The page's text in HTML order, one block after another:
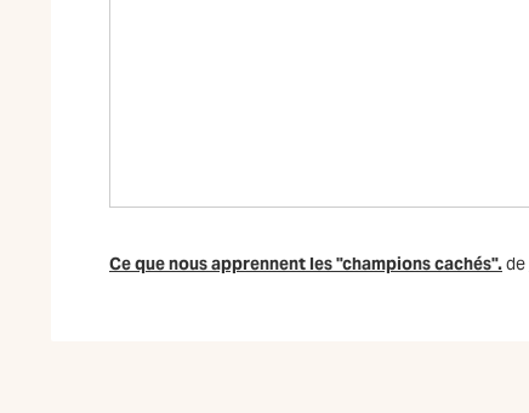
Ce que nous apprennent les "champions cachés".de